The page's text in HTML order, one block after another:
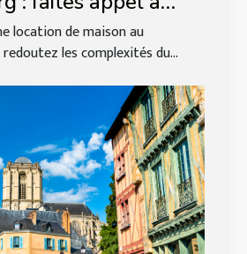
Roude
location de maison au
les complexités du...